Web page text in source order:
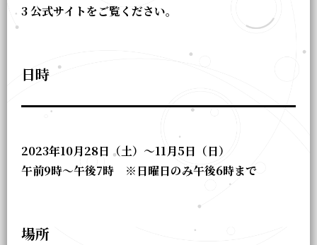
3 公式サイトをご覧ください。
日時
2023年10月28日（土）～11月5日（日）
午前9時～午後7時 ※日曜日のみ午後6時まで
場所